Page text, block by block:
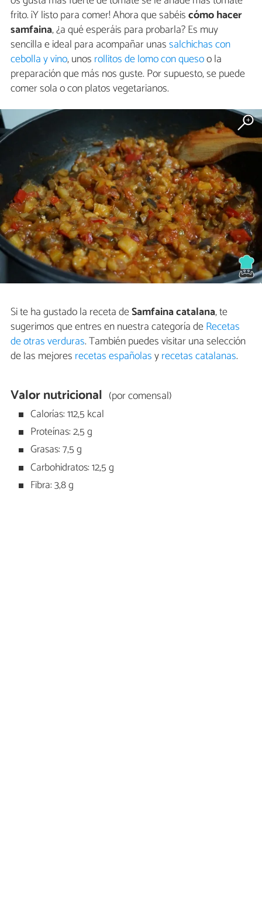
frito. ¡Y listo para comer! Ahora que sabéiscómo hacer
samfaina, ¿a qué esperáis para probarla? Es muy
sencilla e ideal para acompañar unassalchichas con
cebolla y vino, unos rollitos de lomo con quesoo la
preparación que más nos guste. Por supuesto, se puede
comer sola o con platos vegetarianos.
Si te ha gustado la receta deSamfaina catalana, te
sugerimos que entres en nuestra categoría deRecetas
de otras verduras. También puedes visitar una selección
de las mejores recetas españolasyrecetas catalanas.
Valor nutricional (por comensal)
Calorías: 112,5 kcal
Proteínas: 2,5 g
Grasas: 7,5 g
Carbohidratos: 12,5 g
Fibra: 3,8 g